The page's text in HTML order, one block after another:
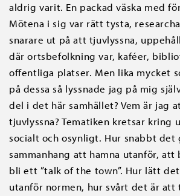
aldrig varit. En packad väska med
Mötena i sig var rätt tysta,
snarare ut på att tjuvlyssna,
där ortsbefolkning var, kaféer,
offentliga platser. Men lika mycket
på dessa så lyssnade jag på mig
del i det här samhället? Vem är jag
tjuvlyssna? Tematiken kretsar kring
socialt och osynligt. Hur snabbt det
sammanhang att hamna utanför,
bli ett ”talk of the town”. Hur lätt
utanför normen, hur svårt det är att